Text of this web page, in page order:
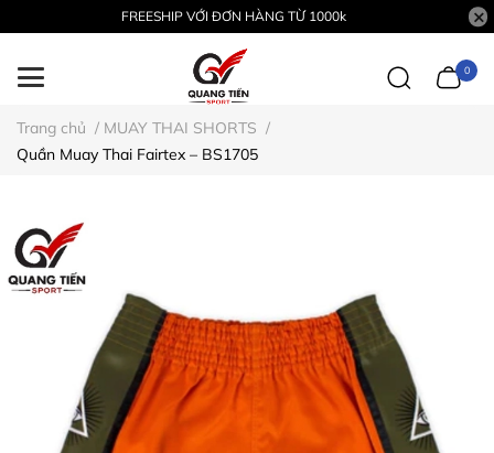
FREESHIP VỚI ĐƠN HÀNG TỪ 1000k
0
Trang chủ / MUAY THAI SHORTS /
Quần Muay Thai Fairtex – BS1705